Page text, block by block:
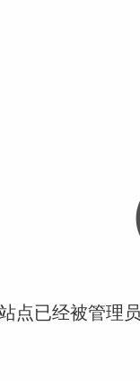
点已经被管理